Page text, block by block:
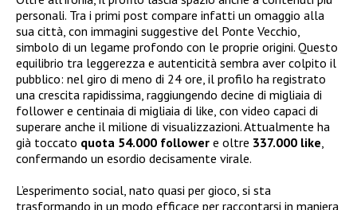
personali. Tra i primi post compare infatti un omaggio alla
sua città, con immagini suggestive del Ponte Vecchio,
simbolo di un legame profondo con le proprie origini. Questo
equilibrio tra leggerezza e autenticità sembra aver colpito il
pubblico: nel giro di meno di 24 ore, il profilo ha registrato
una crescita rapidissima, raggiungendo decine di migliaia di
follower e centinaia di migliaia di like, con video capaci di
superare anche il milione di visualizzazioni. Attualmente ha
già toccato quota 54.000 follower e oltre 337.000 like
confermando un esordio decisamente virale.
L’esperimento social, nato quasi per gioco, si sta
trasformando in un modo efficace per raccontarsi in maniera